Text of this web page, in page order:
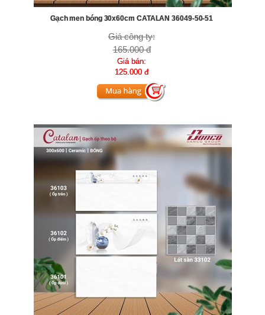
Gạch men bóng 30x60cm CATALAN 36049-50-51
Giá công ty:
165.000 đ
Giá bán:
125.000 đ